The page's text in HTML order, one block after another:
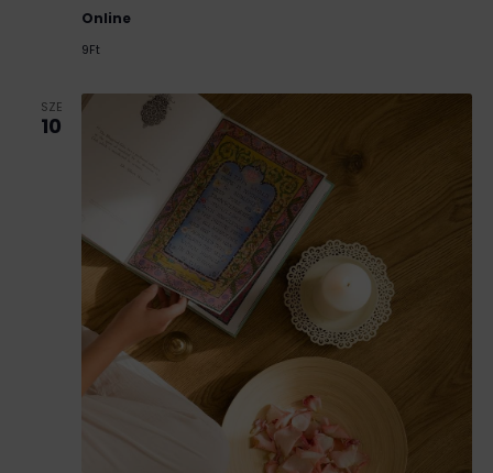
Online
9Ft
SZE
10